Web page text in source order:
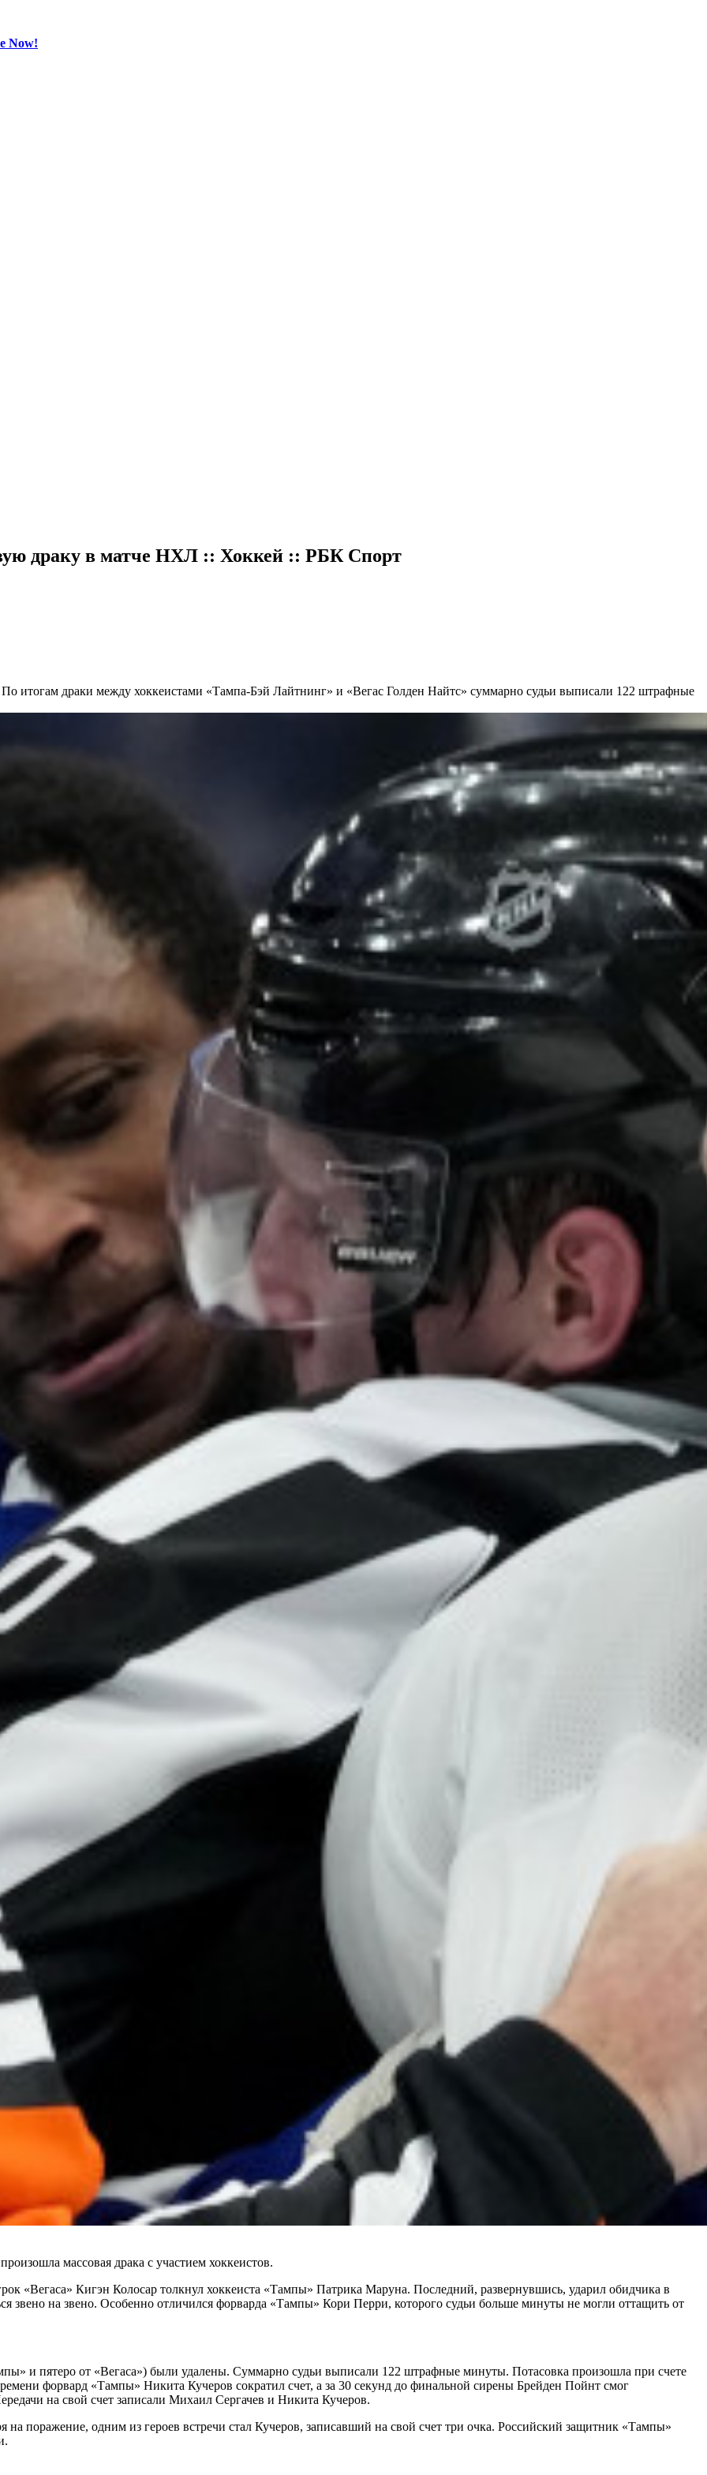
Now!
драку в матче НХЛ :: Хоккей :: РБК Спорт
По итогам драки между хоккеистами «Тампа-Бэй Лайтнинг» и «Вегас Голден Найтс» суммарно судьи выписали 122 штрафные
массовая драка с участием хоккеистов.
«Вегаса» Кигэн Колосар толкнул хоккеиста «Тампы» Патрика Маруна. Последний, развернувшись, ударил обидчика в
звено на звено. Особенно отличился форварда «Тампы» Кори Перри, которого судьи больше минуты не могли оттащить от
и пятеро от «Вегаса») были удалены. Суммарно судьи выписали 122 штрафные минуты. Потасовка произошла при счете
форвард «Тампы» Никита Кучеров сократил счет, а за 30 секунд до финальной сирены Брейден Пойнт смог
на свой счет записали Михаил Сергачев и Никита Кучеров.
поражение, одним из героев встречи стал Кучеров, записавший на свой счет три очка. Российский защитник «Тампы»